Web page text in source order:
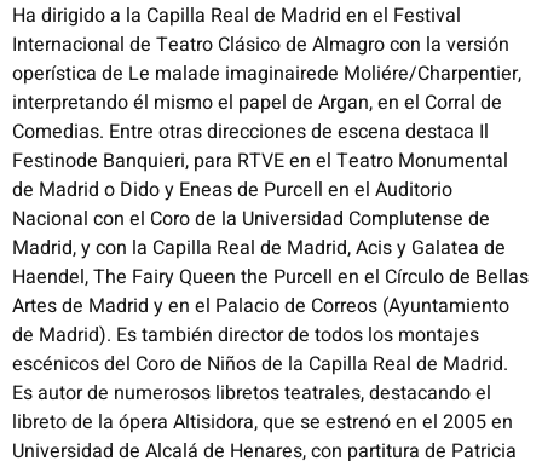
Ha dirigido a la Capilla Real de Madrid en el Festival
Internacional de Teatro Clásico de Almagro con la versión
operística de Le malade imaginairede Moliére/Charpentier,
interpretando él mismo el papel de Argan, en el Corral de
Comedias. Entre otras direcciones de escena destaca Il
Festinode Banquieri, para RTVE en el Teatro Monumental
de Madrid o Dido y Eneas de Purcell en el Auditorio
Nacional con el Coro de la Universidad Complutense de
Madrid, y con la Capilla Real de Madrid, Acis y Galatea de
Haendel, The Fairy Queen the Purcell en el Círculo de Bellas
Artes de Madrid y en el Palacio de Correos (Ayuntamiento
de Madrid). Es también director de todos los montajes
escénicos del Coro de Niños de la Capilla Real de Madrid.
Es autor de numerosos libretos teatrales, destacando el
libreto de la ópera Altisidora, que se estrenó en el 2005 en
Universidad de Alcalá de Henares, con partitura de Patricia